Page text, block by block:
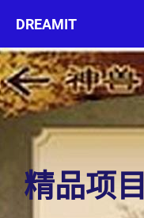
精品项目